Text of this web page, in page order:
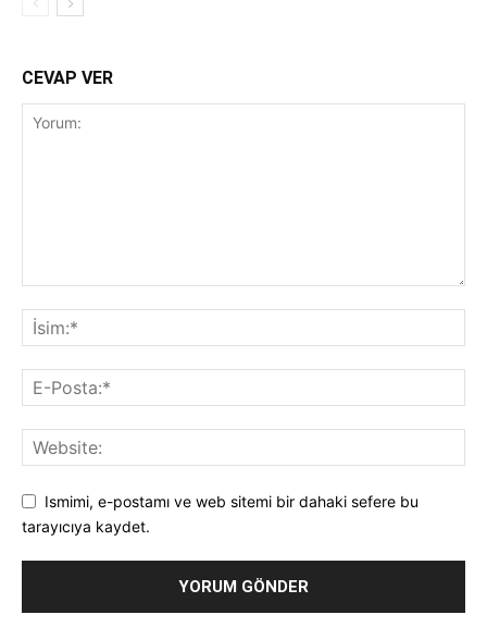
CEVAP VER
Ismimi, e-postamı ve web sitemi bir dahaki sefere bu
tarayıcıya kaydet.